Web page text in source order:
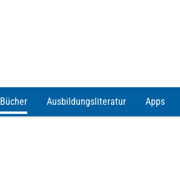
Bücher Ausbildungsliteratur Apps